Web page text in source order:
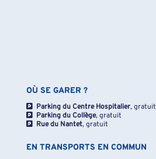
OÙ SE GARER ?
Parking du Centre Hospitalier, gratuit
Parking du Collège, gratuit
Rue du Nantet, gratuit
EN TRANSPORTS EN COMMUN